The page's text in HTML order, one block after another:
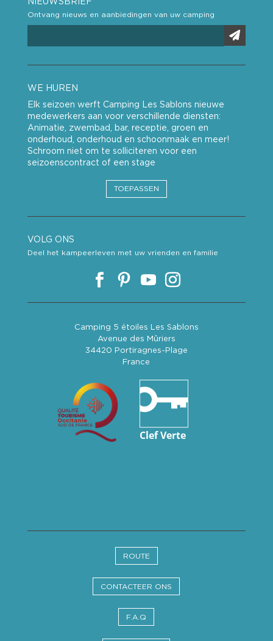
Ontvang nieuws en aanbiedingen van uw camping
WE HUREN
Elk seizoen werft Camping Les Sablons nieuwe
medewerkers aan voor verschillende diensten:
Animatie, zwembad, bar, receptie, groen en
onderhoud, onderhoud en schoonmaak en meer!
Schroom niet om te solliciteren voor een
seizoenscontract of een stage
TOEPASSEN
VOLG ONS
Deel het kampeerleven met uw vrienden en familie
Camping 5 étoiles Les Sablons
Avenue des Mûriers
34420 Portiragnes-Plage
France
ROUTE
CONTACTEER ONS
F.A.Q